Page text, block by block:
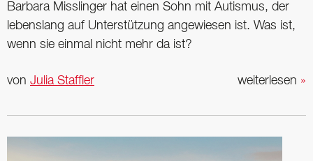
Barbara Misslinger hat einen Sohn mit Autismus, der
lebenslang auf ­Unterstützung angewiesen ist. Was ist,
wenn sie einmal nicht mehr da ist?
weiterlesen »
von Julia Staffler